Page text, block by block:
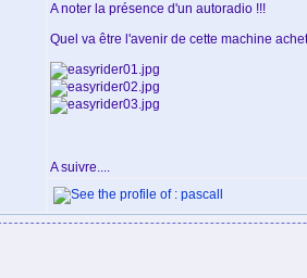
A noter la présence d'un autoradio !!!
Quel va être l'avenir de cette machine
A suivre....